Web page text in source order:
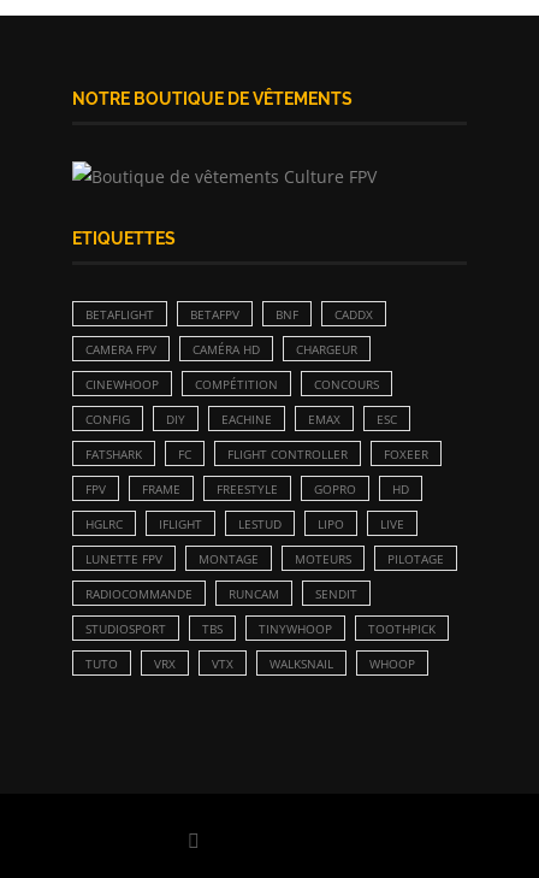
NOTRE BOUTIQUE DE VÊTEMENTS
ETIQUETTES
BETAFLIGHT BETAFPV BNF CADDX
CAMERA FPV CAMÉRA HD CHARGEUR
CINEWHOOP COMPÉTITION CONCOURS
CONFIG DIY EACHINE EMAX ESC
FATSHARK FC FLIGHT CONTROLLER FOXEER
FPV FRAME FREESTYLE GOPRO HD
HGLRC IFLIGHT LESTUD LIPO LIVE
LUNETTE FPV MONTAGE MOTEURS PILOTAGE
RADIOCOMMANDE RUNCAM SENDIT
STUDIOSPORT TBS TINYWHOOP TOOTHPICK
TUTO VRX VTX WALKSNAIL WHOOP